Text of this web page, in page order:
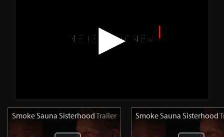
Smoke Sauna SisterhoodTrailer Smoke Sauna Sisterhood